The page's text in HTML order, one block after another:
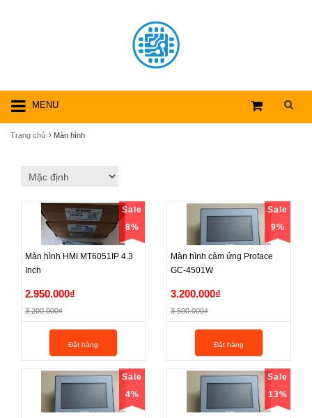
MENU
Trang chủ Màn hình
Sale
8%
Màn hình HMI MT6051IP 4.3
Inch
Màn hình HMI MT6051IP 4.3
Inch
2.950.000₫
3.200.000₫
Đặt hàng
Sale
9%
Màn hình cảm ứng Proface
GC-4501W
Màn hình cảm ứng Proface
GC-4501W
3.200.000₫
3.500.000₫
Đặt hàng
Sale
4%
Sale
13%